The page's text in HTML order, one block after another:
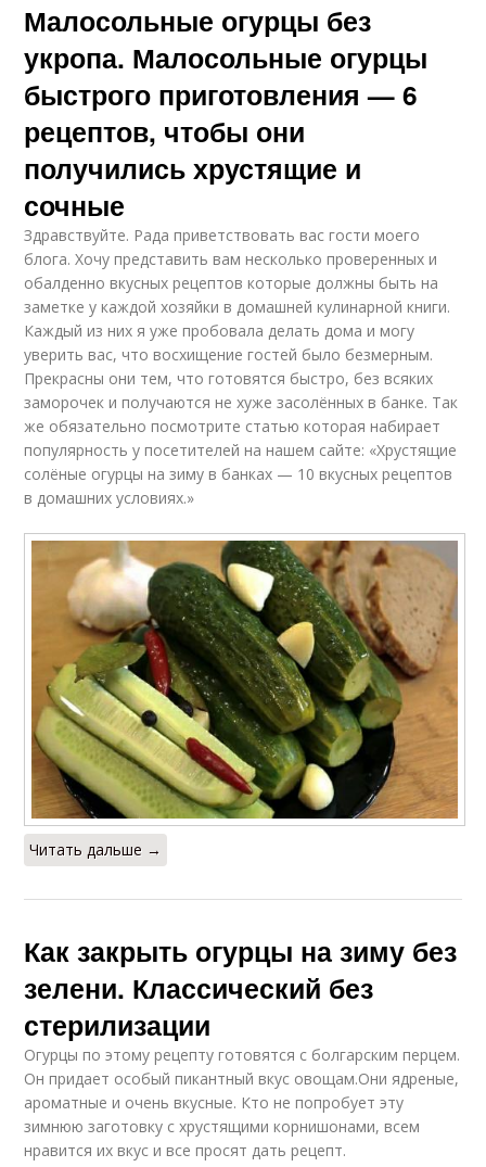
Малосольные огурцы без
укропа. Малосольные огурцы
быстрого приготовления — 6
рецептов, чтобы они
получились хрустящие и
сочные
Здравствуйте. Рада приветствовать вас гости моего
блога. Хочу представить вам несколько проверенных и
обалденно вкусных рецептов которые должны быть на
заметке у каждой хозяйки в домашней кулинарной книги.
Каждый из них я уже пробовала делать дома и могу
уверить вас, что восхищение гостей было безмерным.
Прекрасны они тем, что готовятся быстро, без всяких
заморочек и получаются не хуже засолённых в банке. Так
же обязательно посмотрите статью которая набирает
популярность у посетителей на нашем сайте: «Хрустящие
солёные огурцы на зиму в банках — 10 вкусных рецептов
в домашних условиях.»
Читать дальше →
Как закрыть огурцы на зиму без
зелени. Классический без
стерилизации
Огурцы по этому рецепту готовятся с болгарским перцем.
Он придает особый пикантный вкус овощам.Они ядреные,
ароматные и очень вкусные. Кто не попробует эту
зимнюю заготовку с хрустящими корнишонами, всем
нравится их вкус и все просят дать рецепт.